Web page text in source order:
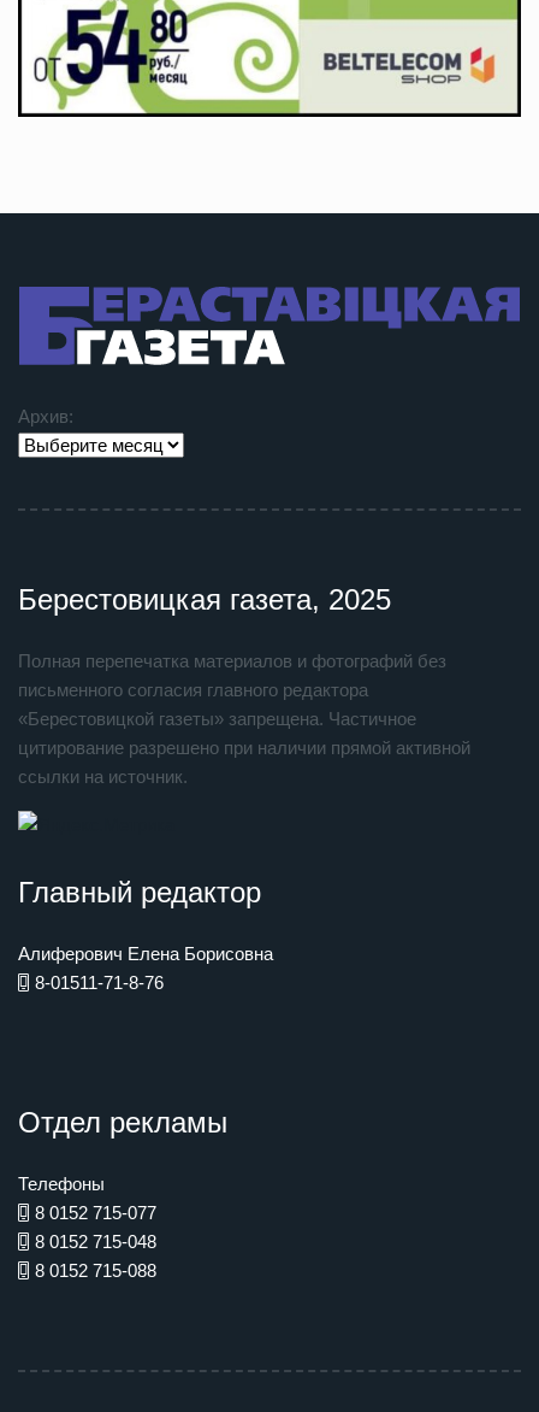
Архив:
Берестовицкая газета, 2025
Полная перепечатка материалов и фотографий без
письменного согласия главного редактора
«Берестовицкой газеты» запрещена. Частичное
цитирование разрешено при наличии прямой активной
ссылки на источник.
Главный редактор
Алиферович Елена Борисовна
8-01511-71-8-76
Отдел рекламы
Телефоны
8 0152 715-077
8 0152 715-048
8 0152 715-088